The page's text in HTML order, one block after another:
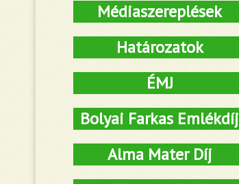
Médiaszereplések
Határozatok
ÉMJ
Bolyai Farkas Emlékdíj
Alma Mater Díj